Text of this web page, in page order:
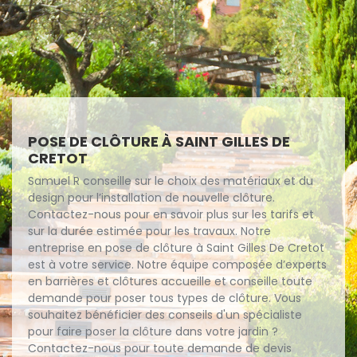
POSE DE CLÔTURE À SAINT GILLES DE
CRETOT
Samuel R conseille sur le choix des matériaux et du
design pour l’installation de nouvelle clôture.
Contactez-nous pour en savoir plus sur les tarifs et
sur la durée estimée pour les travaux. Notre
entreprise en pose de clôture à Saint Gilles De Cretot
est à votre service. Notre équipe composée d’experts
en barrières et clôtures accueille et conseille toute
demande pour poser tous types de clôture. Vous
souhaitez bénéficier des conseils d'un spécialiste
pour faire poser la clôture dans votre jardin ?
Contactez-nous pour toute demande de devis